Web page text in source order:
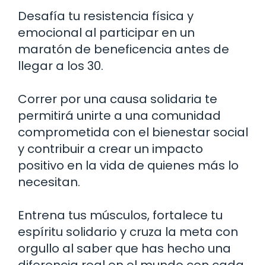
Desafía tu resistencia física y
emocional al participar en un
maratón de beneficencia antes de
llegar a los 30.
Correr por una causa solidaria te
permitirá unirte a una comunidad
comprometida con el bienestar social
y contribuir a crear un impacto
positivo en la vida de quienes más lo
necesitan.
Entrena tus músculos, fortalece tu
espíritu solidario y cruza la meta con
orgullo al saber que has hecho una